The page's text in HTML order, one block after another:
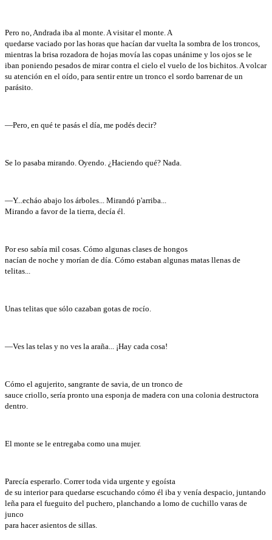
Pero no, Andrada iba al monte. A visitar el monte. A
quedarse vaciado por las horas que hacían dar vuelta la sombra de los troncos,
mientras la brisa rozadora de hojas movía las copas unánime y los ojos se le
iban poniendo pesados de mirar contra el cielo el vuelo de los bichitos. A volcar
su atención en el oído, para sentir entre un tronco el sordo barrenar de un
parásito.
—Pero, en qué te pasás el día, me podés decir?
Se lo pasaba mirando. Oyendo. ¿Haciendo qué? Nada.
—Y...echáo abajo los árboles... Mirandó p'arriba...
Mirando a favor de la tierra, decía él.
Por eso sabía mil cosas. Cómo algunas clases de hongos
nacían de noche y morían de día. Cómo estaban algunas matas llenas de
telitas...
Unas telitas que sólo cazaban gotas de rocío.
—Ves las telas y no ves la araña... ¡Hay cada cosa!
Cómo el agujerito, sangrante de savia, de un tronco de
sauce criollo, sería pronto una esponja de madera con una colonia destructora
dentro.
El monte se le entregaba como una mujer.
Parecía esperarlo. Correr toda vida urgente y egoísta
de su interior para quedarse escuchando cómo él iba y venía despacio, juntando
leña para el fueguito del puchero, planchando a lomo de cuchillo varas de
junco
para hacer asientos de sillas.